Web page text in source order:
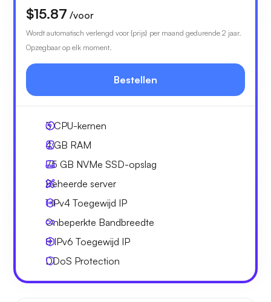
$15.87 /voor
Wordt automatisch verlengd voor {prijs} per maand gedurende 2 jaar.
Opzegbaar op elk moment.
Bestellen
3CPU-kernen
4 GB RAM
75 GB NVMe SSD-opslag
Beheerde server
1 IPv4 Toegewijd IP
Onbeperkte Bandbreedte
8 IPv6 Toegewijd IP
DDoS Protection